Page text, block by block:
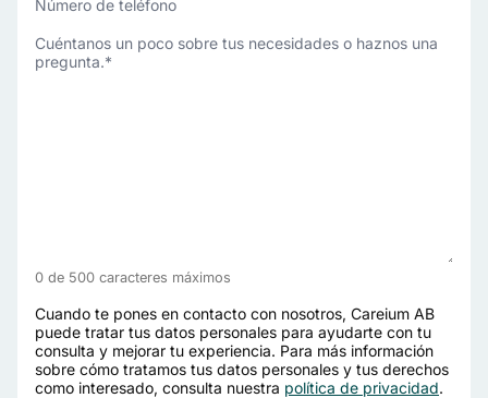
teléfono
¿Cómo
podemos
0 de 500 caracteres máximos
Cuando te pones en contacto con nosotros, Careium AB
puede tratar tus datos personales para ayudarte con tu
consulta y mejorar tu experiencia. Para más información
sobre cómo tratamos tus datos personales y tus derechos
como interesado, consulta nuestra política de privacidad.